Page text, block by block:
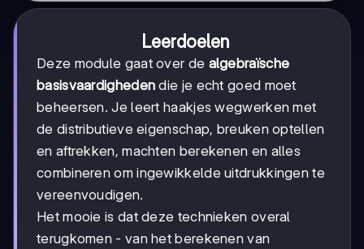
Leerdoelen
Deze module gaat over de algebraïsche
basisvaardigheden die je echt goed moet
beheersen. Je leert haakjes wegwerken met
de distributieve eigenschap, breuken optellen
en aftrekken, machten berekenen en alles
combineren om ingewikkelde uitdrukkingen te
vereenvoudigen.
Het mooie is dat deze technieken overal
terugkomen - van het berekenen van